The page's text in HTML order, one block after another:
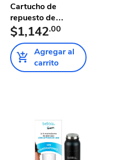
Cartucho de
repuesto de
ultrafiltración ...
$1,142.00
Agregar al
carrito